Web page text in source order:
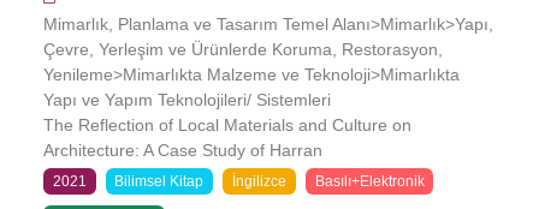
Mimarlık, Planlama ve Tasarım Temel Alanı>Mimarlık>Yapı,
Çevre, Yerleşim ve Ürünlerde Koruma, Restorasyon,
Yenileme>Mimarlıkta Malzeme ve Teknoloji>Mimarlıkta
Yapı ve Yapım Teknolojileri/ Sistemleri
The Reflection of Local Materials and Culture on
Architecture: A Case Study of Harran
2021 Bilimsel Kitap İngilizce Basılı+Elektronik